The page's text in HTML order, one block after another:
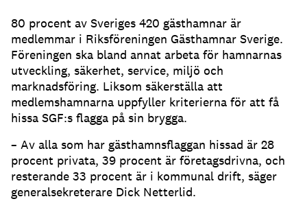
80 procent av Sveriges 420 gästhamnar är
medlemmar i Riksföreningen Gästhamnar Sverige.
Föreningen ska bland annat arbeta för hamnarnas
utveckling, säkerhet, service, miljö och
marknadsföring. Liksom säkerställa att
medlemshamnarna uppfyller kriterierna för att få
hissa SGF:s flagga på sin brygga.
– Av alla som har gästhamnsflaggan hissad är 28
procent privata, 39 procent är företagsdrivna, och
resterande 33 procent är i kommunal drift, säger
generalsekreterare Dick Netterlid.